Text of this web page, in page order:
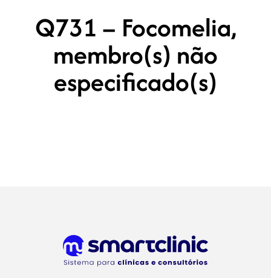
Q731 – Focomelia,
membro(s) não
especificado(s)